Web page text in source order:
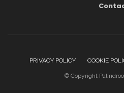
PRIVACY POLICY COOKIE
© Copyright